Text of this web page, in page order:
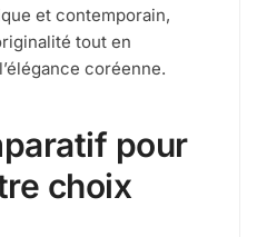
et contemporain,
tout en
coréenne.
pour
choix